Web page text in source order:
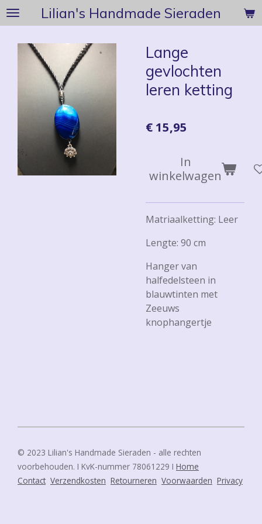
Ga
direct
hoofdinhoud
Lilian's Handmade Sieraden
Lange
gevlochten
leren ketting
€ 15,95
In
winkelwagen
Matriaalketting: Leer
Lengte: 90 cm
Hanger van
halfedelsteen in
blauwtinten met
Zeeuws
knophangertje
© 2023 Lilian's Handmade Sieraden - alle rechten
voorbehouden. I KvK-nummer 78061229 I Home
Contact Verzendkosten Retourneren Voorwaarden Privacy